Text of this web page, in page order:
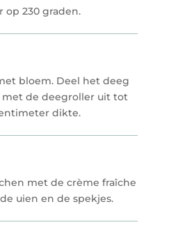
op 230 graden.
bloem. Deel het deeg
de deegroller uit tot
dikte.
met de crème fraîche
uien en de spekjes.